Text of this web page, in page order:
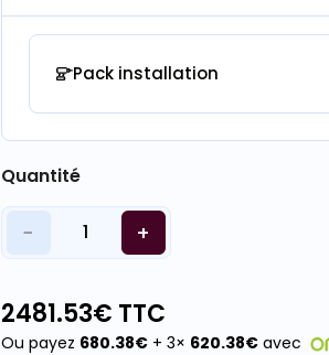
Pack installation
Quantité
− 1 +
2481.53€ TTC
Ou payez 680.38€+ 3× 620.38€ avec